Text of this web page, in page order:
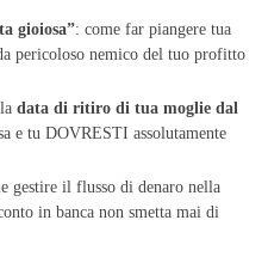
gioiosa”: come far piangere tua
pericoloso nemico del tuo profitto
data di ritiro di tua moglie dal
e tu DOVRESTI assolutamente
gestire il flusso di denaro nella
in banca non smetta mai di